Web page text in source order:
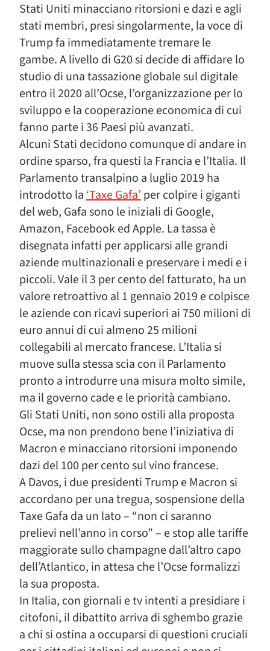
Stati Uniti minacciano ritorsioni e dazi e agli
stati membri, presi singolarmente, la voce di
Trump fa immediatamente tremare le
gambe. A livello di G20 si decide di affidare lo
studio di una tassazione globale sul digitale
entro il 2020 all’Ocse, l’organizzazione per lo
sviluppo e la cooperazione economica di cui
fanno parte i 36 Paesi più avanzati.
Alcuni Stati decidono comunque di andare in
ordine sparso, fra questi la Francia e l’Italia. Il
Parlamento transalpino a luglio 2019 ha
introdotto la‘Taxe Gafa’per colpire i giganti
del web, Gafa sono le iniziali di Google,
Amazon, Facebook ed Apple. La tassa è
disegnata infatti per applicarsi alle grandi
aziende multinazionali e preservare i medi e i
piccoli. Vale il 3 per cento del fatturato, ha un
valore retroattivo al 1 gennaio 2019 e colpisce
le aziende con ricavi superiori ai 750 milioni di
euro annui di cui almeno 25 milioni
collegabili al mercato francese. L’Italia si
muove sulla stessa scia con il Parlamento
pronto a introdurre una misura molto simile,
ma il governo cade e le priorità cambiano.
Gli Stati Uniti, non sono ostili alla proposta
Ocse, ma non prendono bene l’iniziativa di
Macron e minacciano ritorsioni imponendo
dazi del 100 per cento sul vino francese.
A Davos, i due presidenti Trump e Macron si
accordano per una tregua, sospensione della
Taxe Gafa da un lato – “non ci saranno
prelievi nell’anno in corso” – e stop alle tariffe
maggiorate sullo champagne dall’altro capo
dell’Atlantico, in attesa che l’Ocse formalizzi
la sua proposta.
In Italia, con giornali e tv intenti a presidiare i
citofoni, il dibattito arriva di sghembo grazie
a chi si ostina a occuparsi di questioni cruciali